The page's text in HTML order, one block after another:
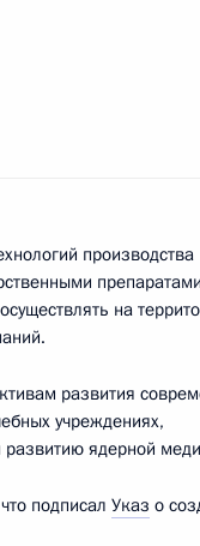
Президента
Федеральной
производства
на
развития
учреждениях,
развитию ядерной
подписал Указ о